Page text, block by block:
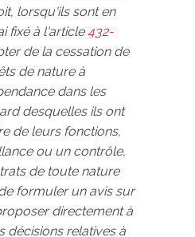
lorsqu'ils sont en
fixé à l'article432-
de la cessation de
de nature à
dans les
desquelles ils ont
de leurs fonctions,
ou un contrôle,
de toute nature
formuler un avis sur
directement à
décisions relatives à